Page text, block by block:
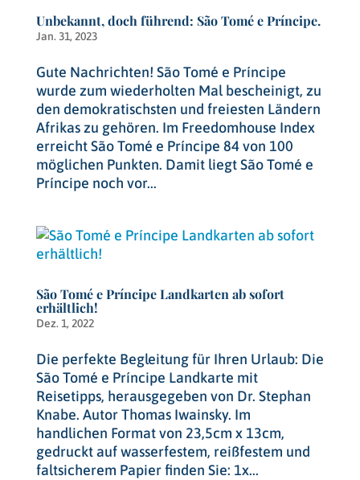
Unbekannt, doch führend: São Tomé e Príncipe.
Jan. 31, 2023
Gute Nachrichten! São Tomé e Príncipe
wurde zum wiederholten Mal bescheinigt, zu
den demokratischsten und freiesten Ländern
Afrikas zu gehören. Im Freedomhouse Index
erreicht São Tomé e Príncipe 84 von 100
möglichen Punkten. Damit liegt São Tomé e
Príncipe noch vor...
São Tomé e Príncipe Landkarten ab sofort
erhältlich!
Dez. 1, 2022
Die perfekte Begleitung für Ihren Urlaub: Die
São Tomé e Príncipe Landkarte mit
Reisetipps, herausgegeben von Dr. Stephan
Knabe. Autor Thomas Iwainsky. Im
handlichen Format von 23,5cm x 13cm,
gedruckt auf wasserfestem, reißfestem und
faltsicherem Papier finden Sie: 1x...